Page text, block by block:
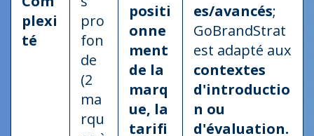
plexi
té
pro
fon
de
(2
ma
rqu
positi
onne
ment
de la
marq
ue, la
tarifi
es/avancés;
GoBrandStrat
est adapté aux
contextes
d'introductio
n ou
d'évaluation.